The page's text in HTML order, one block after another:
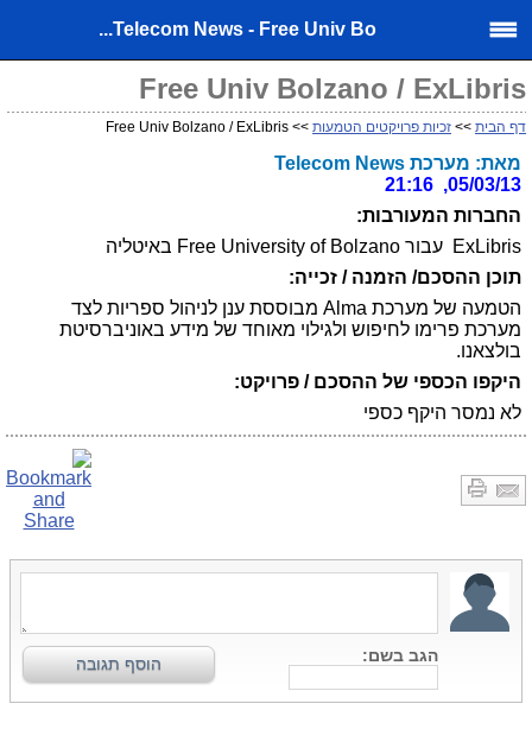
Telecom News - Free Univ Bo...
Free Univ Bolzano / ExLibris
דף הבית >> זכיות פרויקטים הטמעות >> Free Univ Bolzano / ExLibris
מאת: מערכת Telecom News
05/03/13, 21:16
החברות המעורבות:
ExLibris עבור Free University of Bolzano באיטליה
תוכן ההסכם/ הזמנה / זכייה:
הטמעה של מערכת Alma מבוססת ענן לניהול ספריות לצד
מערכת פרימו לחיפוש ולגילוי מאוחד של מידע באוניברסיטת
בולצאנו.
היקפו הכספי של ההסכם / פרויקט:
לא נמסר היקף כספי